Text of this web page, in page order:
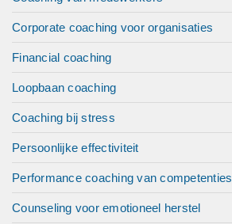
Corporate coaching voor organisaties
Financial coaching
Loopbaan coaching
Coaching bij stress
Persoonlijke effectiviteit
Performance coaching van competenties
Counseling voor emotioneel herstel